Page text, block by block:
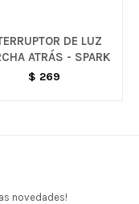
DE LUZ
ATRÁS - SPARK
$ 269
novedades!